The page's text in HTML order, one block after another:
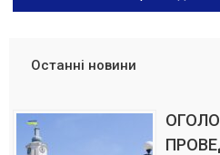
Останні новини